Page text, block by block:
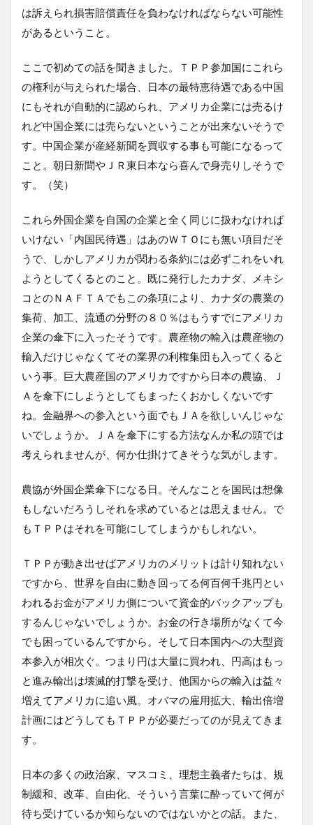
は訴えられ損害賠償責任を負わなければならない可能性
があるということ。
ここで初めての話を聞きました。ＴＰＰ参加国にこれら
の権利が与えられた場合、日本の最特恵待遇である中国
にもそれが自動的に認められ、アメリカ企業には売るけ
れど中国企業には売らないということが出来ないそうで
す。中国企業が産経新聞を買収する事も可能になるって
こと。朝日新聞やＪＲ東日本なら喜んで身売りしそうで
す。（笑）
これら外国企業を自国の企業と全く同じに扱わなければ
いけない「内国民待遇」はあのＷＴＯにも無い項目だそ
うで、しかしアメリカが関わる条約には必ずこれをいれ
ようとしてくるとのこと。既に発行したカナダ、メキシ
コとのＮＡＦＴＡでもこの条項により、カナダの農業の
集荷、加工、流通の分野の８０％はもうすでにアメリカ
企業の傘下に入ったそうです。農産物の輸入は農産物の
輸入だけじゃなくてその業界の利権集団も入ってくると
いう事。巨大農産国のアメリカですから日本の農協、Ｊ
Ａを傘下にしようとしてもまったくおかしくないです
ね。金融界への参入という面でもＪＡを欲しいんじゃな
いでしょうか。ＪＡを傘下にする方法なんか私の頭では
考えられませんが、何か仕掛けてきそうな気がします。
農協が外国企業傘下になる日。そんなことを国民は想像
もしないだろうしそれを求めているとは思えません。で
もＴＰＰはそれを可能にしてしまうかもしれない。
ＴＰＰが動き出せばアメリカのメリットは計り知れない
ですから、世界を自由に動き回ってる何百何千兆円とい
われるお金がアメリカ側について資金的バックアップも
するんじゃないでしょうか。お金の行き場所がなくて今
でも困っているんですから。そして日本国内への大型資
本参入が相次ぐ。つまり円は大量に買われ、円高はもっ
と進み輸出は壊滅的打撃を受け、他国からの輸入は益々
増えてアメリカに追い風。オバマの雇用拡大、輸出倍増
計画にはどうしてもＴＰＰが必要だってのが見えてきま
す。
日本の多くの政治家、マスコミ、理想主義者たちは、規
制緩和、改革、自由化、そういう言葉に酔っていて何が
待ち受けているか知らないのではないかとの話。また、